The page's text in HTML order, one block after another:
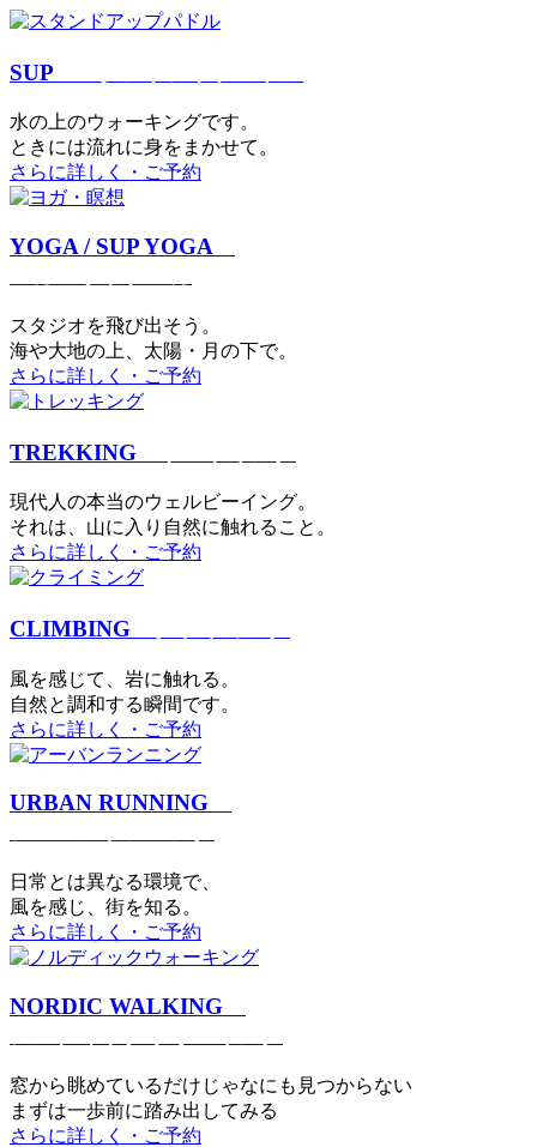
SUP
⽔の上のウォーキングです。
ときには流れに身をまかせて。
さらに詳しく・ご予約
YOGA / SUP YOGA
スタジオを⾶び出そう。
海や大地の上、太陽・⽉の下で。
さらに詳しく・ご予約
TREKKING
現代⼈の本当のウェルビーイング。
それは、⼭に⼊り⾃然に触れること。
さらに詳しく・ご予約
CLIMBING
⾵を感じて、岩に触れる。
⾃然と調和する瞬間です。
さらに詳しく・ご予約
URBAN RUNNING
日常とは異なる環境で、
風を感じ、街を知る。
さらに詳しく・ご予約
NORDIC WALKING
窓から眺めているだけじゃなにも見つからない
まずは一歩前に踏み出してみる
さらに詳しく・ご予約